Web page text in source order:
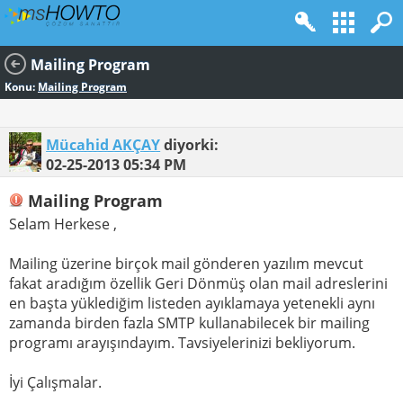
Mailing Program
Konu: Mailing Program
Mücahid AKÇAYdiyorki:
02-25-201305:34 PM
Mailing Program
Selam Herkese ,
Mailing üzerine birçok mail gönderen yazılım mevcut
fakat aradığım özellik Geri Dönmüş olan mail adreslerini
en başta yüklediğim listeden ayıklamaya yetenekli aynı
zamanda birden fazla SMTP kullanabilecek bir mailing
programı arayışındayım. Tavsiyelerinizi bekliyorum.
İyi Çalışmalar.